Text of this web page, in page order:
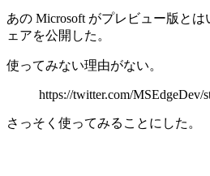
あの Microsoft がプレビュー版と
ェアを公開した。
使ってみない理由がない。
https://twitter.com/MSEdgeDev/
さっそく使ってみることにした。